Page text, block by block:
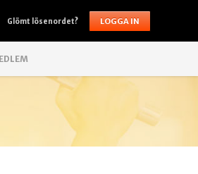
Glömt lösenordet?